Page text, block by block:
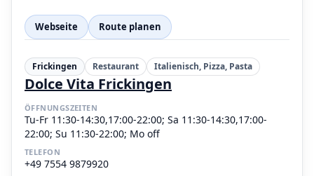
Webseite Route planen
Frickingen Restaurant Italienisch, Pizza, Pasta
Dolce Vita Frickingen
ÖFFNUNGSZEITEN
Tu-Fr 11:30-14:30,17:00-22:00; Sa 11:30-14:30,17:00-
22:00; Su 11:30-22:00; Mo off
TELEFON
+49 7554 9879920